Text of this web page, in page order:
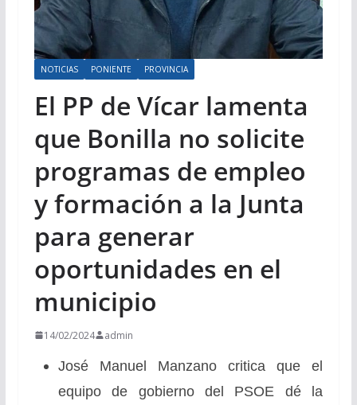
NOTICIAS PONIENTE PROVINCIA
El PP de Vícar lamenta
que Bonilla no solicite
programas de empleo
y formación a la Junta
para generar
oportunidades en el
municipio
14/02/2024 admin
José Manuel Manzano critica que el
equipo de gobierno del PSOE dé la